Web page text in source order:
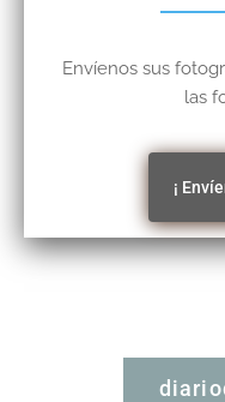
Envíenos sus
las
¡